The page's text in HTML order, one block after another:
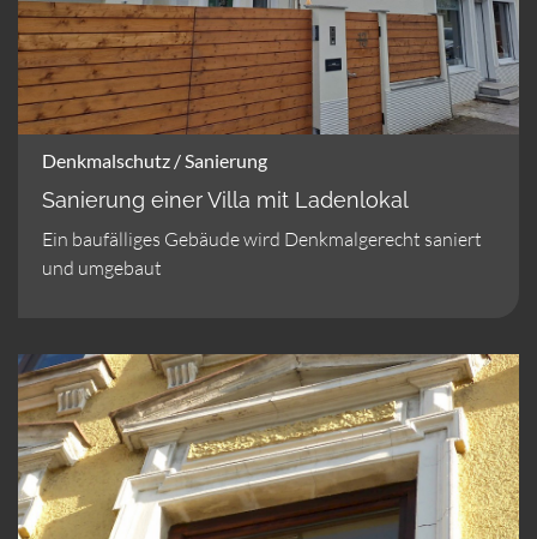
Denkmalschutz / Sanierung
Sanierung einer Villa mit Ladenlokal
Ein baufälliges Gebäude wird Denkmalgerecht saniert
und umgebaut